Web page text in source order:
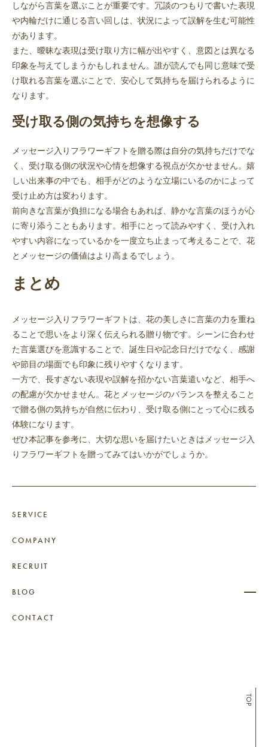
しながら言葉を選ぶことが重要です。冗談のつもりで書いた表現
や内輪だけに通じる言い回しは、状況によって誤解を生む可能性
があります。
また、曖昧な表現は受け取り方に幅が出やすく、意図とは異なる
印象を与えてしまうかもしれません。誰が読んでも同じ意味で受
け取れる言葉を選ぶことで、安心して気持ちを届けられるように
なります。
受け取る側の気持ちを想像する
メッセージ入りフラワーギフトを贈る際は自分の気持ちだけでな
く、受け取る側の状況や心情を想像する視点が欠かせません。嬉
しい出来事の中でも、相手がどのような立場にいるのかによって
受け止め方は変わります。
前向きな言葉が負担になる場合もあれば、静かな言葉のほうが心
に寄り添うこともあります。相手にとって読みやすく、受け入れ
やすい内容になっているかを一度立ち止まって考えることで、花
とメッセージの価値はより高まるでしょう。
まとめ
メッセージ入りフラワーギフトは、花の美しさに言葉の力を重ね
ることで思いをより深く伝えられる贈り物です。シーンに合わせ
た言葉選びを意識することで、誕生日や記念日だけでなく、感謝
や節目の場面でも印象に残りやすくなります。
一方で、長すぎない表現や誤解を招かない言葉遣いなど、相手へ
の配慮が欠かせません。花とメッセージのバランスを整えること
で贈る側の気持ちが自然に伝わり、受け取る側にとって心に残る
体験になります。
ぜひ本記事を参考に、大切な思いを届けたいときはメッセージ入
りフラワーギフトを贈ってみてはいかがでしょうか。
SERVICE
COMPANY
RECRUIT
BLOG
CONTACT
TOP